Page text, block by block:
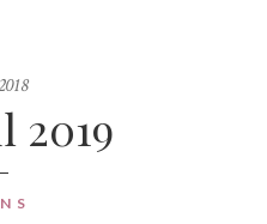
2019